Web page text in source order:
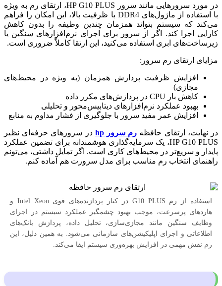
در مورد سرورهایی مانند سرور HP G10 PLUS، ارتقای رم به ویژه
با استفاده از ماژول‌های DDR4 با ظرفیت بالا، این امکان را فراهم
می‌کند که سیستم بتواند همزمان چندین وظیفه را بدون کاهش
کارایی اجرا کند. اگر از سرور برای اجرای نرم‌افزارهای سنگین یا
زیرساخت‌های ابری استفاده می‌کنید، این ارتقا کاملاً ضروری است.
مزایای ارتقای رم سرور:
افزایش ظرفیت پردازش همزمان (به ویژه در محیط‌های
مجازی)
کاهش بار CPU در پردازش‌های مکرر داده
بهبود عملکرد نرم‌افزارهای دیتابیس‌محور و تحلیلی
افزایش عمر مفید سرور با جلوگیری از فشار مداوم به منابع
در نهایت، ارتقای حافظه رم سرور hp
در سرورهای حرفه‌ای نظیر
HP G10 PLUS، یک سرمایه‌گذاری هوشمندانه برای تضمین عملکرد
پایدار و سریع‌تر در محیط‌های کاری است. اگر تمایل داشتی، می‌تونم
راهنمای انتخاب رم مناسب برای مدل سرورت هم آماده کنم.
استفاده از رم G10 PLUS در کنار پردازنده‌های قوی Intel Xeon و
هاردهای پرسرعت، موجب بهبود چشمگیر عملکرد سیستم در اجرای
وظایف سنگین مانند مجازی‌سازی، تحلیل داده، پردازش بانک‌های
اطلاعاتی و اجرای اپلیکیشن‌های سازمانی می‌شود. به همین دلیل، این
رم نقش مهمی در افزایش بهره‌وری سیستم ایفا می‌کند.